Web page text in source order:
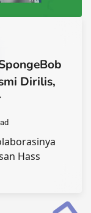
Dirilis,
Hass